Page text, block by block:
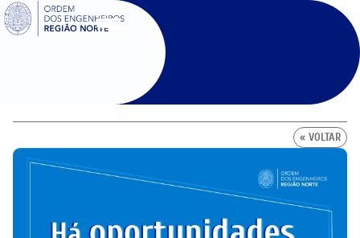
SIGOE
« VOLTAR